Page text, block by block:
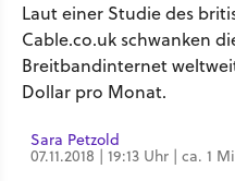
Laut einer Studie des
Cable.co.uk schwanken
Breitbandinternet
Dollar pro Monat.
Sara Petzold
07.11.2018 | 19:13 Uhr | ca. 1